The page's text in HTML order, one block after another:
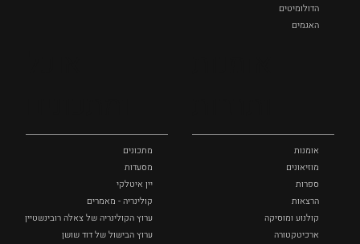
הדולומיטים
האגמים
אומנות
מוזיאונים
ספרות
הרצאות
קולנוע ומוסיקה
ארכיטקטורה
מתכונים
מסעדות
יין איטלקי
קולינריה - מאמרים
ערוץ הקולינריה של צאלה רובינשטיין
ערוץ הבישול של דוד שושן